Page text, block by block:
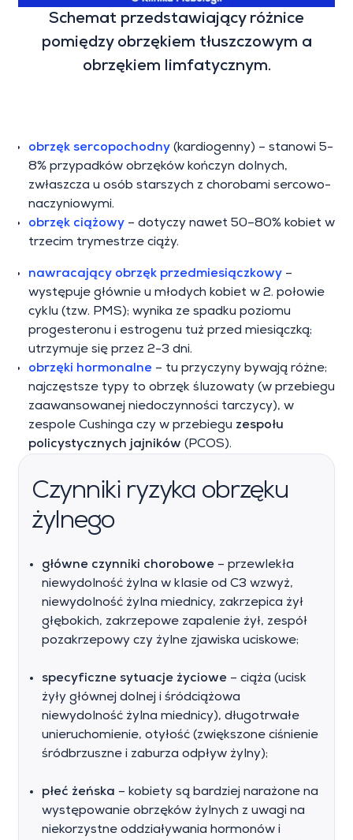
Schemat przedstawiający różnice
pomiędzy obrzękiem tłuszczowym a
obrzękiem limfatycznym.
obrzęk sercopochodny (kardiogenny) – stanowi 5-
8% przypadków obrzęków kończyn dolnych,
zwłaszcza u osób starszych z chorobami sercowo-
naczyniowymi.
obrzęk ciążowy – dotyczy nawet 50–80% kobiet w
trzecim trymestrze ciąży.
nawracający obrzęk przedmiesiączkowy –
występuje głównie u młodych kobiet w 2. połowie
cyklu (tzw. PMS); wynika ze spadku poziomu
progesteronu i estrogenu tuż przed miesiączką;
utrzymuje się przez 2-3 dni.
obrzęki hormonalne – tu przyczyny bywają różne;
najczęstsze typy to obrzęk śluzowaty (w przebiegu
zaawansowanej niedoczynności tarczycy), w
zespole Cushinga czy w przebiegu zespołu
policystycznych jajników (PCOS).
Czynniki ryzyka obrzęku
żylnego
główne czynniki chorobowe – przewlekła
niewydolność żylna w klasie od C3 wzwyż,
niewydolność żylna miednicy, zakrzepica żył
głębokich, zakrzepowe zapalenie żył, zespół
pozakrzepowy czy żylne zjawiska uciskowe;
specyficzne sytuacje życiowe – ciąża (ucisk
żyły głównej dolnej i śródciążowa
niewydolność żylna miednicy), długotrwałe
unieruchomienie, otyłość (zwiększone ciśnienie
śródbrzuszne i zaburza odpływ żylny);
płeć żeńska – kobiety są bardziej narażone na
występowanie obrzęków żylnych z uwagi na
niekorzystne oddziaływania hormonów i